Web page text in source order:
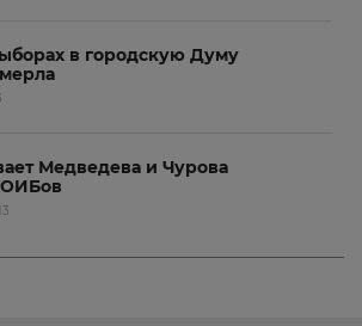
в городскую Думу
Медведева и Чурова